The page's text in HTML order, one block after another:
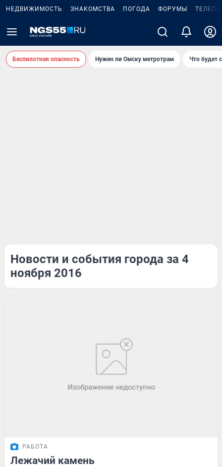
НЕДВИЖИМОСТЬ ЗНАКОМСТВА ПОГОДА ФОРУМЫ
Беспилотная опасность Нужен ли Омску метротрам Что будет
Новости и события города за 4
ноября 2016
РАБОТА
Лежачий камень